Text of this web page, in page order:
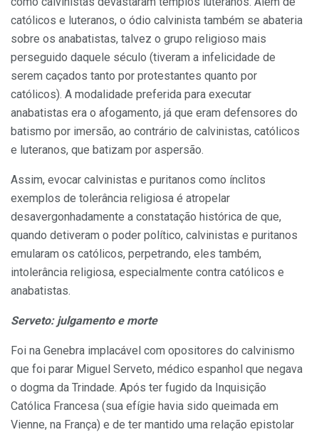
católicos e luteranos, o ódio calvinista também se abateria
sobre os anabatistas, talvez o grupo religioso mais
perseguido daquele século (tiveram a infelicidade de
serem caçados tanto por protestantes quanto por
católicos). A modalidade preferida para executar
anabatistas era o afogamento, já que eram defensores do
batismo por imersão, ao contrário de calvinistas, católicos
e luteranos, que batizam por aspersão.
Assim, evocar calvinistas e puritanos como ínclitos
exemplos de tolerância religiosa é atropelar
desavergonhadamente a constatação histórica de que,
quando detiveram o poder político, calvinistas e puritanos
emularam os católicos, perpetrando, eles também,
intolerância religiosa, especialmente contra católicos e
anabatistas.
Serveto: julgamento e morte
Foi na Genebra implacável com opositores do calvinismo
que foi parar Miguel Serveto, médico espanhol que negava
o dogma da Trindade. Após ter fugido da Inquisição
Católica Francesa (sua efígie havia sido queimada em
Vienne, na França) e de ter mantido uma relação epistolar